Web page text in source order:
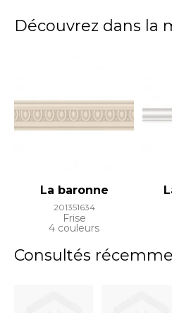
Découvrez dans la
La baronne
201351634
Frise
4 couleurs
Consultés